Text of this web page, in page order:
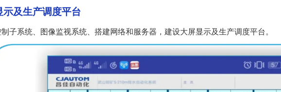
示及生产调度平台
⼦系统、图像监视系统、搭建⽹络和服务器，建设⼤屏显⽰及⽣产调度平台。